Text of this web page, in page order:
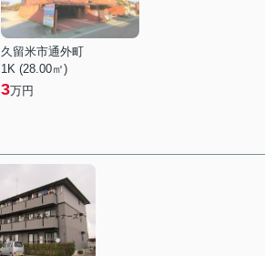
久留米市通外町
1K (28.00㎡)
3万円